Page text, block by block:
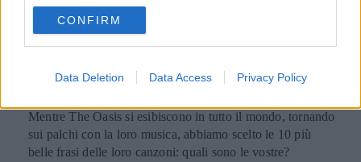
use your data for below specified purposes in below Google
consent section.
CONFIRM
Data Deletion Data Access Privacy Policy
Le 10 più belle frasi dei The
Oasis, che ora possiamo tornare
a sentire live
Mentre The Oasis si esibiscono in tutto il mondo, tornando
sui palchi con la loro musica, abbiamo scelto le 10 più
belle frasi delle loro canzoni: quali sono le vostre?